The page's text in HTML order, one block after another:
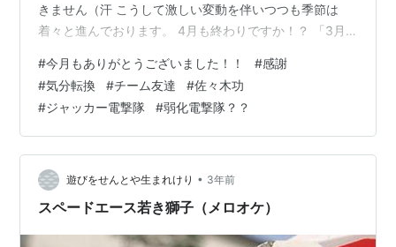
きません（汗 こうして激しい変動を伴いつつも季節は
着々と進んでおります。 4月も終わりですか！？ 「3月
があるそうなのですが、、、（知ったかぶり！？） ちゃ
んと花咲くかなぁ！？（何の花？：笑） 今月も特に「ガ
オって」いたこともあり、まともなブログ記事が書けて
いなかった気がします。。。 「はじっこ模型」はかろう
じてシャシと内装の完成にはこぎ着けましたが、ボデー
が残ってお…
#今月もありがとうございました！！ #感謝
#気分転換 #チーム友達 #佐々木功
#ジャッカー電撃隊 #弱化電撃隊？？
遊びをせんとや生まれけり • 3年前
スペードエース若き獅子（メロオケ）